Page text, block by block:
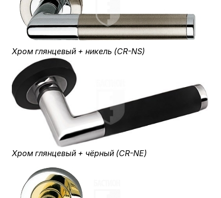
Хром глянцевый + никель (CR-NS)
Хром глянцевый + чёрный (CR-NE)